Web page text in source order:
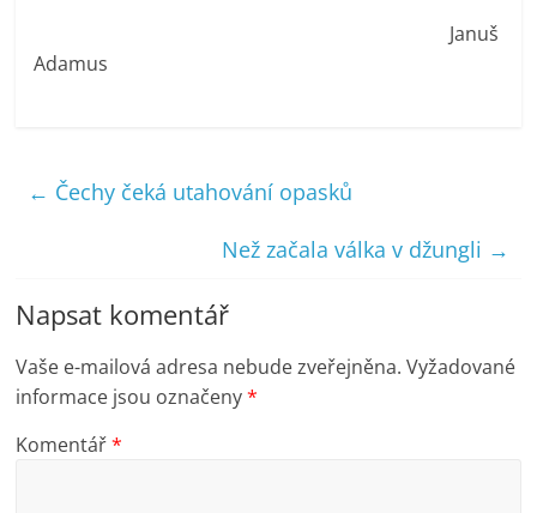
Januš
Adamus
← Čechy čeká utahování opasků
Než začala válka v džungli →
Napsat komentář
Vaše e-mailová adresa nebude zveřejněna. Vyžadované
informace jsou označeny*
Komentář*